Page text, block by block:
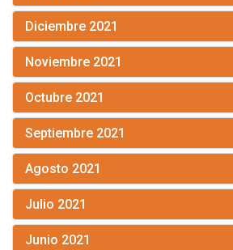
Diciembre 2021
Noviembre 2021
Octubre 2021
Septiembre 2021
Agosto 2021
Julio 2021
Junio 2021